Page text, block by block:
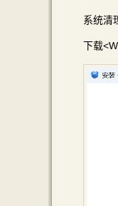
系统清
下载